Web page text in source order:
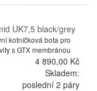
UK7,5 black/grey
kotníčková bota pro
s GTX membránou
4 890,00 Kč
Skladem:
poslední 2 páry